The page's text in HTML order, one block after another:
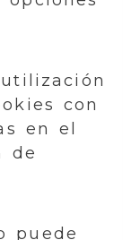
con
en el
de
puede